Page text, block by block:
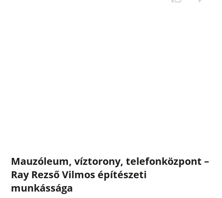
Mauzóleum, víztorony, telefonközpont –
Ray Rezső Vilmos építészeti
munkássága